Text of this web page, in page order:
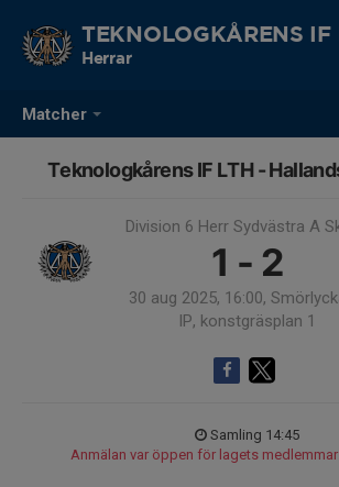
Matcher
TEKNOLOGKÅRENS IF
Herrar
Teknologkårens IF LTH -
Division 6 Herr Sydvästra A
1 - 2
30 aug 2025, 16:00,
IP, konstgräsplan 1
Samling 14:45
Anmälan var öppen för lagets medlemmar.